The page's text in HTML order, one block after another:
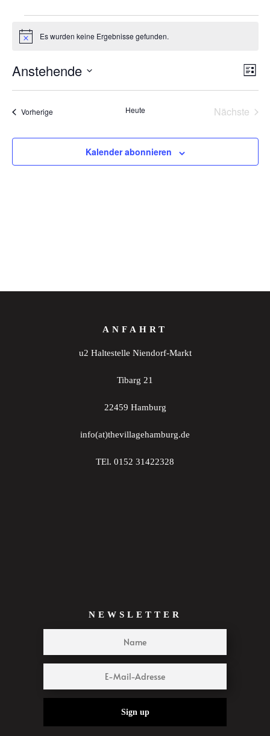
HinweisEs wurden keine Ergebnisse gefunden.
Liste
Anstehende
VorherigeVeranstaltungen Heute
Nächste
Kalender abonnieren
ANFAHRT
u2 Haltestelle Niendorf-Markt
Tibarg 21
22459 Hamburg
info(at)thevillagehamburg.de
TEl. 0152 31422328
NEWSLETTER
Sign up